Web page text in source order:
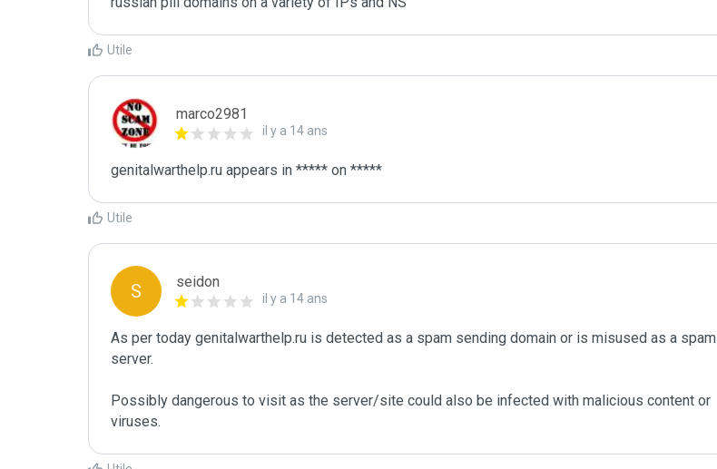
Utile
marco2981
il y a 14 ans
Utile
S seidon
il y a 14 ans
As per today genitalwarthelp.ru is detected as a spam sending domain or is misused as a spam
server.
Possibly dangerous to visit as the server/site could also be infected with malicious content or
viruses.